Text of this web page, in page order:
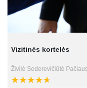
Vizitinės kortelės
Živilė Sederevičiūtė